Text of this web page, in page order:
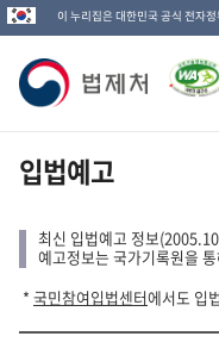
이 누리집은 대한민국 공식 전자
법
제
처
고
입법예고
최신 입법예고 정보
예고정보는 국가기록원을
* 국민참여입법센터에서도 입